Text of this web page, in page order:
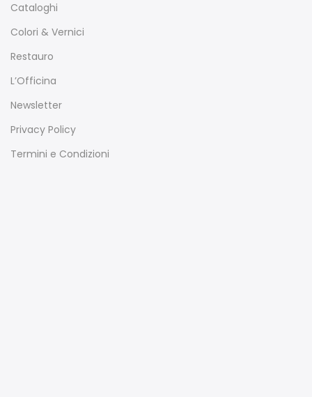
Cataloghi
Colori & Vernici
Restauro
L’Officina
Newsletter
Privacy Policy
Termini e Condizioni